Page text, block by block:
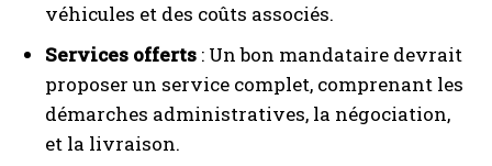
véhicules et des coûts associés.
Services offerts : Un bon mandataire devrait
proposer un service complet, comprenant les
démarches administratives, la négociation,
et la livraison.